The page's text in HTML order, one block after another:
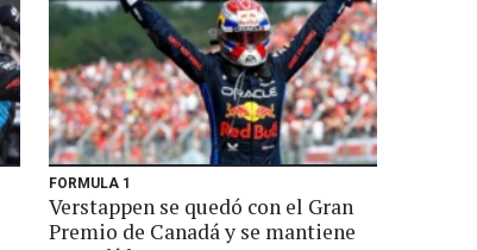
FORMULA 1
Verstappen se quedó con el Gran
Premio de Canadá y se mantiene